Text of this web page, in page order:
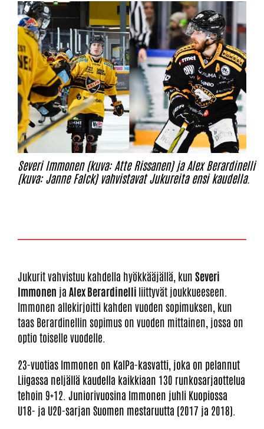
Severi Immonen (kuva: Atte Rissanen) ja Alex Berardinelli
(kuva: Janne Falck) vahvistavat Jukureita ensi kaudella.
Jukurit vahvistuu kahdella hyökkääjällä, kun Severi
Immonen ja Alex Berardinelli liittyvät joukkueeseen.
Immonen allekirjoitti kahden vuoden sopimuksen, kun
taas Berardinellin sopimus on vuoden mittainen, jossa on
optio toiselle vuodelle.
23-vuotias Immonen on KalPa-kasvatti, joka on pelannut
Liigassa neljällä kaudella kaikkiaan 130 runkosarjaottelua
tehoin 9+12. Juniorivuosina Immonen juhli Kuopiossa
U18- ja U20-sarjan Suomen mestaruutta (2017 ja 2018).